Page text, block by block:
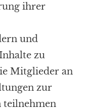
ihrer
und
zu
Mitglieder an
zur
teilnehmen